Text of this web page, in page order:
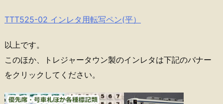
TTT525-02 インレタ用転写ペン(平）
以上です。
このほか、トレジャータウン製のインレタは下記のバナー
をクリックしてください。